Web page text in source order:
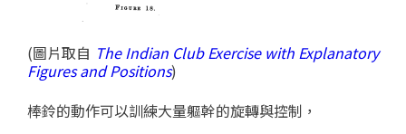
(圖片取自 The Indian Club Exercise with Explanatory
Figures and Positions)
棒鈴的動作可以訓練大量軀幹的旋轉與控制，